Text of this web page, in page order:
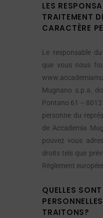
LES
TRAITEMENT
CARACTÈRE
Le responsable
que vous nous
Mugnano s.p.a.
Pontano 61 –
personne du
de Accademia
pouvez vous
droits tels que
Règlement
QUELLES
TRAITONS?